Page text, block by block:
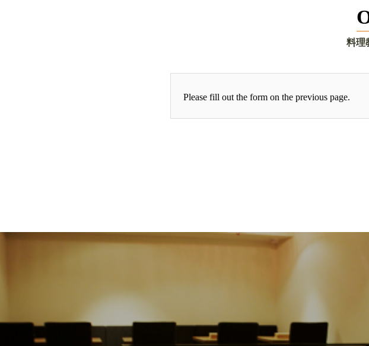
料理
Please fill out the form on the previous page.